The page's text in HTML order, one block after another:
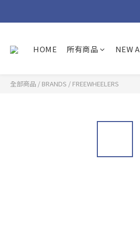
HOME 所有商品 NEW
全部商品 / BRANDS / FREEWHEELERS